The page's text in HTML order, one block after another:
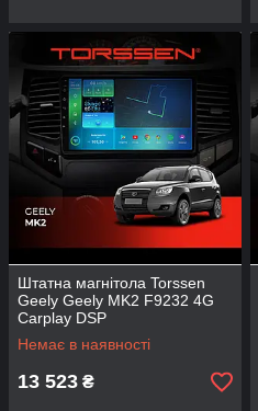
Штатна магнітола Torssen
Geely Geely MK2 F9232 4G
Carplay DSP
Немає в наявності
13 523 ₴